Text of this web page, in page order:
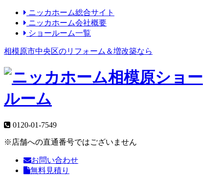
ニッカホーム総合サイト
ニッカホーム会社概要
ショールーム一覧
相模原市中央区のリフォーム＆増改築なら
0120-01-7549
※店舗への直通番号ではございません
お問い合わせ
無料見積り